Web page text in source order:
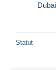
Statut